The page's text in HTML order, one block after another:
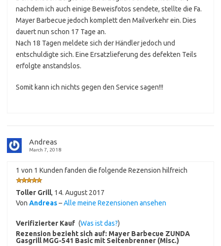
nachdem ich auch einige Beweisfotos sendete, stellte die Fa.
Mayer Barbecue jedoch komplett den Mailverkehr ein. Dies
dauert nun schon 17 Tage an.
Nach 18 Tagen meldete sich der Händler jedoch und
entschuldigte sich. Eine Ersatzlieferung des defekten Teils
erfolgte anstandslos.
Somit kann ich nichts gegen den Service sagen!!!
Andreas
March 7, 2018
1 von 1 Kunden fanden die folgende Rezension hilfreich
Toller Grill, 14. August 2017
Von Andreas–Alle meine Rezensionen ansehen
Verifizierter Kauf (Was ist das?)
Rezension bezieht sich auf: Mayer Barbecue ZUNDA
Gasgrill MGG-541 Basic mit Seitenbrenner (Misc.)